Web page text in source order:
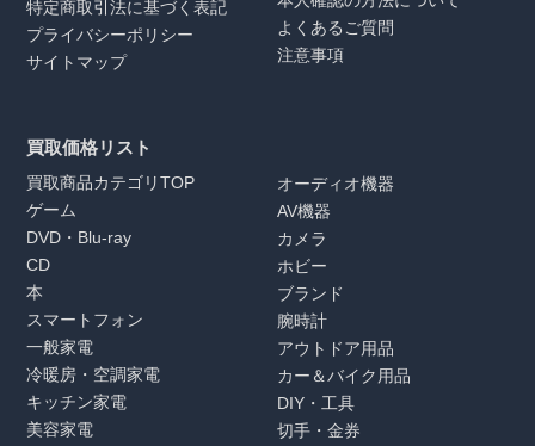
特定商取引法に基づく表記
プライバシーポリシー
サイトマップ
よくあるご質問
注意事項
買取価格リスト
買取商品カテゴリTOP
ゲーム
DVD・Blu-ray
CD
本
スマートフォン
一般家電
冷暖房・空調家電
キッチン家電
美容家電
オーディオ機器
AV機器
カメラ
ホビー
ブランド
腕時計
アウトドア用品
カー＆バイク用品
DIY・工具
切手・金券